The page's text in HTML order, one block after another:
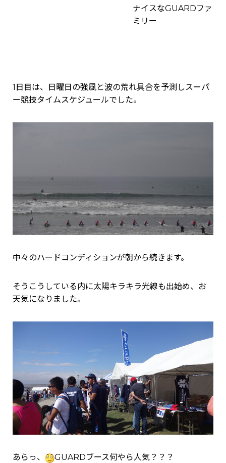
ナイスなGUARDファ
ミリー
1日目は、日曜日の強風と波の荒れ具合を予測しスーパ
ー競技タイムスケジュールでした。
中々のハードコンディションが朝から続きます。
そうこうしている内に太陽キラキラ光線も出始め、お
天気になりました。
あらっ、 GUARDブース何やら人気？？？